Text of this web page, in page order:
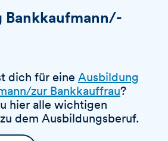
Bankkaufmann/-
dich für eine Ausbildung
zur Bankkauffrau?
hier alle wichtigen
dem Ausbildungsberuf.